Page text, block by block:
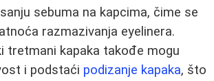
sebuma na kapcima, čime se
razmazivanja eyelinera.
tretmani kapaka takođe mogu
i podstaći podizanje kapaka, što